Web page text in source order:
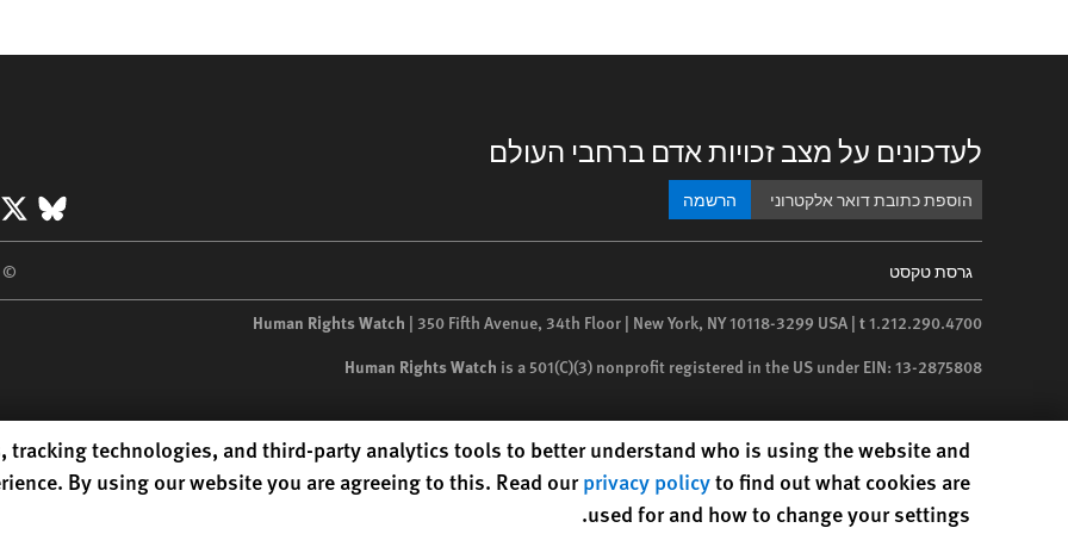
לעדכונים על מצב זכויות אדם ברחבי העולם
הרשמה X
menu
גרסת טקסט © 2026 Human Rights Watch
Human Rights Watch | 350 Fifth Avenue, 34th Floor | New York, NY10118-3299 USA | t1.212.290.4700
Human Rights Watch is a 501(C)(3) nonprofit registered in the US under EIN: 13-2875808
Human Rights Watch cookie preferences
tracking technologies, and third-party analytics tools to better understand who is using the website and
By using our website you are agreeing to this. Read ourprivacy policyto find out what cookies are
used for and how to change your settings.